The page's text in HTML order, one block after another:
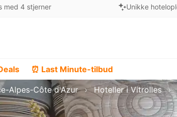
med 4 stjerner Unikke
⏰ Last Minute-tilbud
Alpes-Côte d'Azur Hoteller i Vitrolles